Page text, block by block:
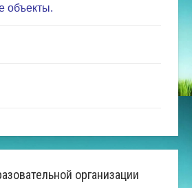
объекты.
организации